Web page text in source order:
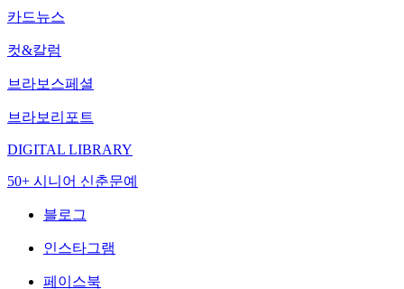
카드뉴스
컷&칼럼
브라보스페셜
브라보리포트
DIGITAL LIBRARY
50+ 시니어 신춘문예
블로그
인스타그램
페이스북